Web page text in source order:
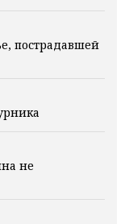
пострадавшей
не